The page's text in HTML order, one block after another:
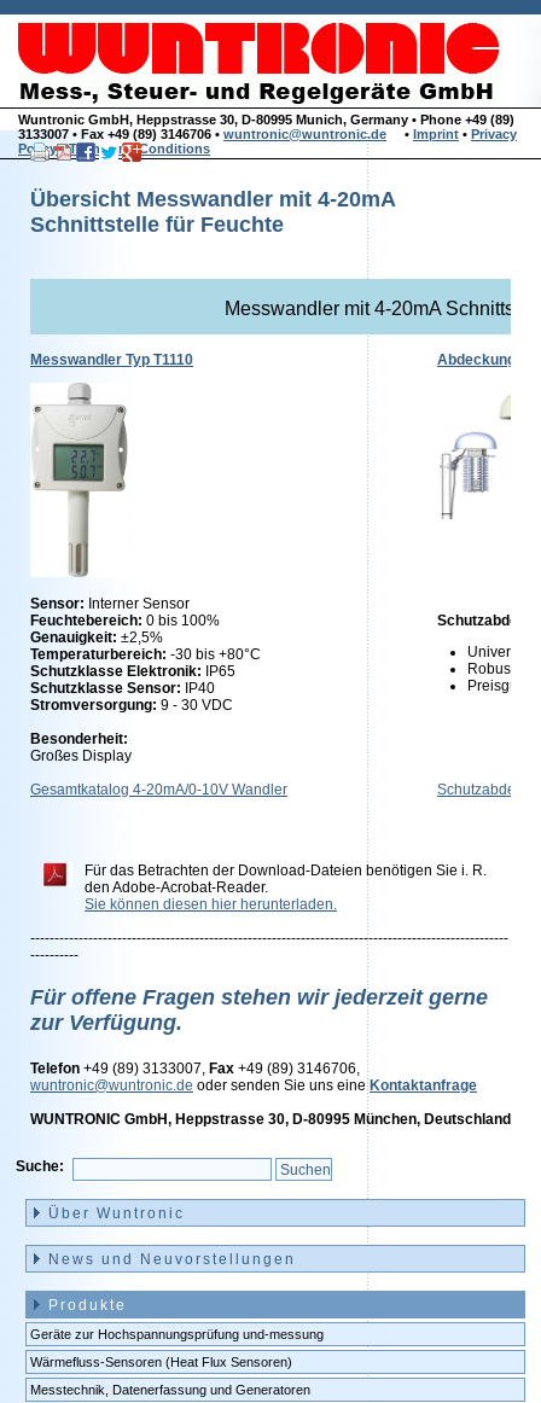
Wuntronic GmbH, Heppstrasse 30, D-80995 Munich, Germany • Phone +49 (89)
3133007 • Fax +49 (89) 3146706 • wuntronic@wuntronic.de • Imprint • Privacy
Policy•Terms and Conditions
Übersicht Messwandler mit 4-20mA
Schnittstelle für Feuchte
Messwandler mit 4-20mA
Messwandler Typ T1110 Abdeckung /
Sensor: Interner Sensor
Feuchtebereich: 0 bis 100%
Genauigkeit: ±2,5%
Temperaturbereich: -30 bis +80°C
Schutzklasse Elektronik:
IP65
Schutzklasse Sensor:
IP40
Stromversorgung: 9 - 30 VDC
Besonderheit:
Großes Display
Universell
Robust
Gesamtkatalog 4-20mA/0-10V Wandler
Für das Betrachten der Download-Dateien benötigen Sie i. R.
den Adobe-Acrobat-Reader.
Sie können diesen hier herunterladen.
---------------------------------------------------------------------------------------------------
----------
Für offene Fragen stehen wir jederzeit gerne
zur Verfügung.
Telefon +49 (89) 3133007, Fax +49 (89) 3146706,
wuntronic@wuntronic.de oder senden Sie uns eine Kontaktanfrage
WUNTRONIC GmbH, Heppstrasse 30, D-80995 München, Deutschland
Suche:
überspringen
Über Wuntronic
News und Neuvorstellungen
Produkte
Geräte zur Hochspannungsprüfung und-messung
Wärmefluss-Sensoren (Heat Flux Sensoren)
Messtechnik, Datenerfassung und Generatoren